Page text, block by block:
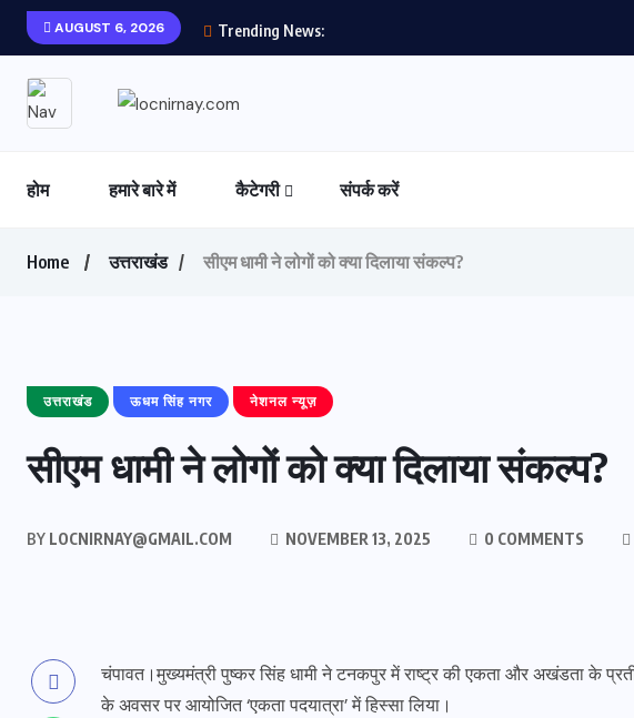
AUGUST 6, 2026 Trending News:
होम हमारे बारे में कैटेगरी संपर्क करें
Home उत्तराखंड सीएम धामी ने लोगों को क्या दिलाया संकल्प?
उत्तराखंड ऊधम सिंह नगर नेशनल न्यूज़
सीएम धामी ने लोगों को क्या दिलाया संकल्प?
BY LOCNIRNAY@GMAIL.COM NOVEMBER 13, 2025 0 COMMENTS
चंपावत।मुख्यमंत्री पुष्कर सिंह धामी ने टनकपुर में राष्ट्र की एकता और अखंडता के
के अवसर पर आयोजित ‘एकता पदयात्रा’ में हिस्सा लिया।